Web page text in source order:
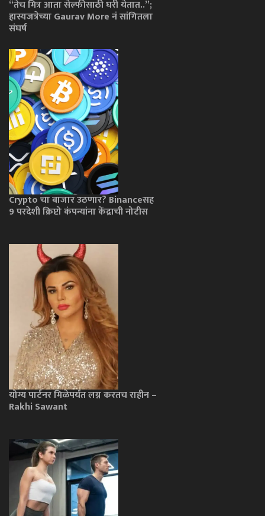
“तेच मित्र आता सेल्फीसाठी घरी येतात..”;
हास्यजत्रेच्या Gaurav More नं सांगितला
संघर्ष
Crypto चा बाजार उठणार? Binanceसह
9 परदेशी क्रिप्टो कंपन्यांना केंद्राची नोटीस
योग्य पार्टनर मिळेपर्यंत लग्न करतच राहीन –
Rakhi Sawant